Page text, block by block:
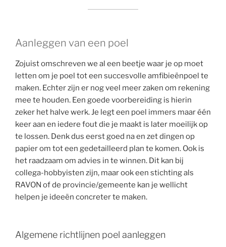
Aanleggen van een poel
Zojuist omschreven we al een beetje waar je op moet
letten om je poel tot een succesvolle amfibieënpoel te
maken. Echter zijn er nog veel meer zaken om rekening
mee te houden. Een goede voorbereiding is hierin
zeker het halve werk. Je legt een poel immers maar één
keer aan en iedere fout die je maakt is later moeilijk op
te lossen. Denk dus eerst goed na en zet dingen op
papier om tot een gedetailleerd plan te komen. Ook is
het raadzaam om advies in te winnen. Dit kan bij
collega-hobbyisten zijn, maar ook een stichting als
RAVON of de provincie/gemeente kan je wellicht
helpen je ideeën concreter te maken.
Algemene richtlijnen poel aanleggen